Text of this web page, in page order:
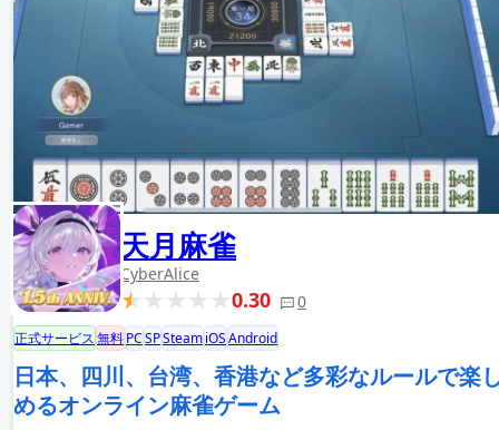
天月麻雀
CyberAlice
0.30 0
正式サービス無料PCSPSteamiOSAndroid
日本、四川、台湾、香港など多彩なルールで楽
めるオンライン麻雀ゲーム